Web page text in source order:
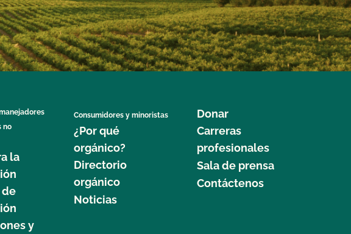
no
la
de
y
Consumidores y minoristas
¿Por qué
orgánico?
Directorio
orgánico
Noticias
Donar
Carreras
profesionales
Sala de prensa
Contáctenos